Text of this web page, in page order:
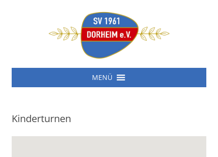
SV 1961 Dorheim e.V.
Zum
MENÜ
Kinderturnen